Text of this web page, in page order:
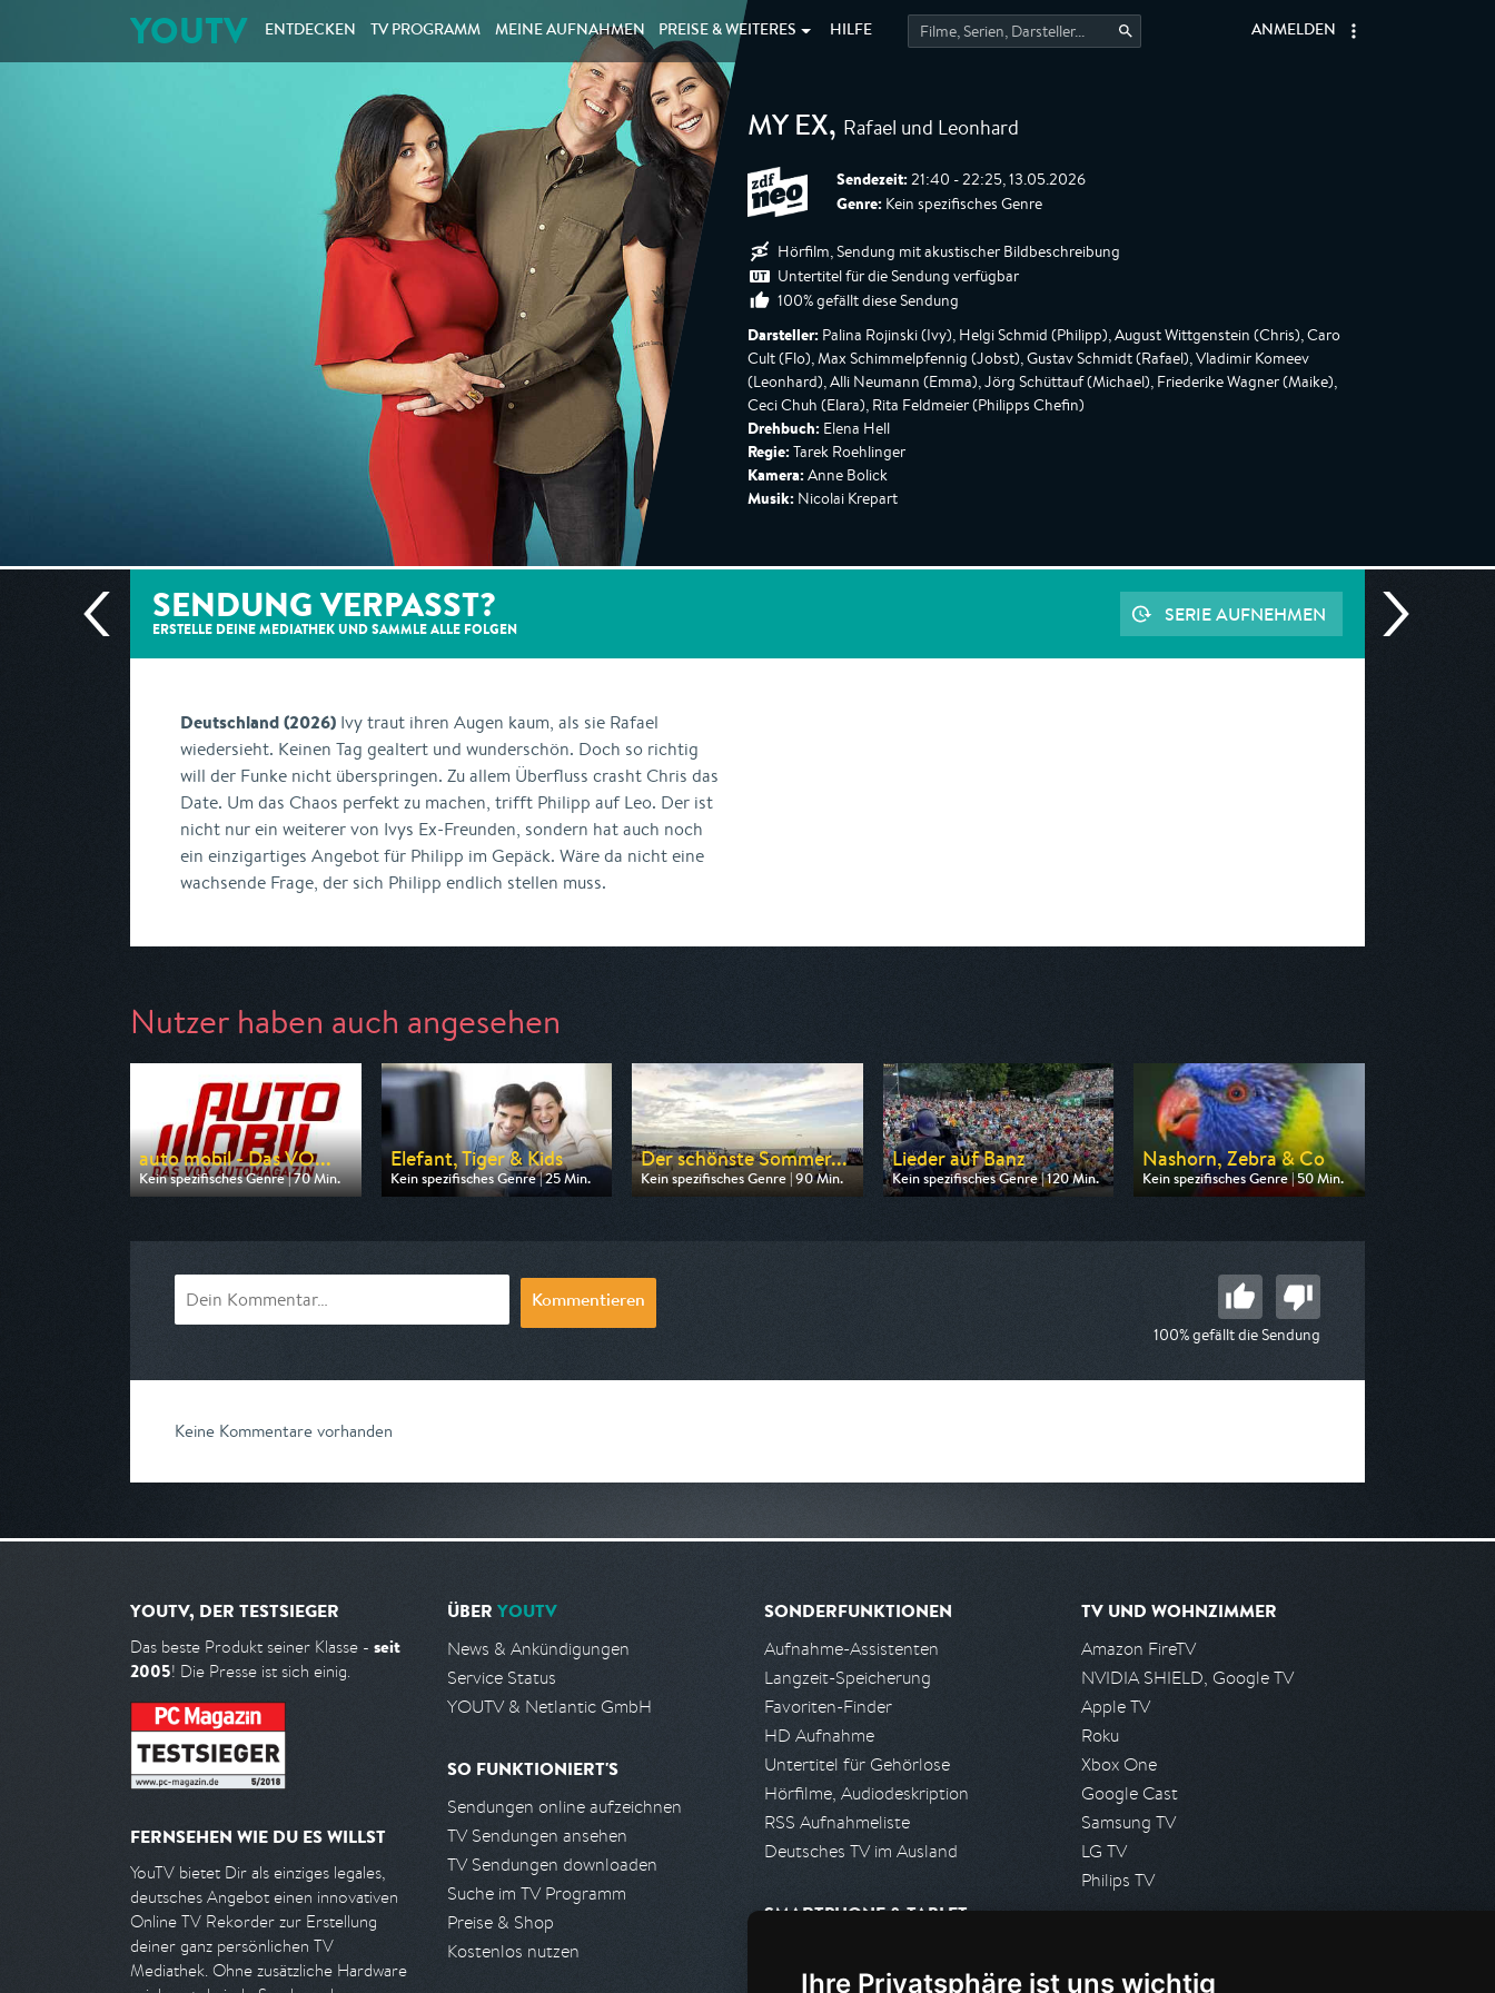
Ihre Privatsphäre ist uns wichtig
YOUTV ENTDECKEN TV PROGRAMM MEINE AUFNAHMEN PREISE & WEITERES HILFE ANMELDEN
MY EX, Rafael und Leonhard
Sendezeit: 21:40 - 22:25, 13.05.2026
Genre: Kein spezifisches Genre
Hörfilm, Sendung mit akustischer Bildbeschreibung
Untertitel für die Sendung verfügbar
100% gefällt diese Sendung
Darsteller: Palina Rojinski (Ivy), Helgi Schmid (Philipp), August Wittgenstein (Chris), Caro
Cult (Flo), Max Schimmelpfennig (Jobst), Gustav Schmidt (Rafael), Vladimir Komeev
(Leonhard), Alli Neumann (Emma), Jörg Schüttauf (Michael), Friederike Wagner (Maike),
Ceci Chuh (Elara), Rita Feldmeier (Philipps Chefin)
Drehbuch: Elena Hell
Regie: Tarek Roehlinger
Kamera: Anne Bolick
Musik: Nicolai Krepart
SENDUNG VERPASST?
ERSTELLE DEINE MEDIATHEK UND SAMMLE ALLE FOLGEN
SERIE AUFNEHMEN
Deutschland (2026) Ivy traut ihren Augen kaum, als sie Rafael
wiedersieht. Keinen Tag gealtert und wunderschön. Doch so richtig
will der Funke nicht überspringen. Zu allem Überfluss crasht Chris das
Date. Um das Chaos perfekt zu machen, trifft Philipp auf Leo. Der ist
nicht nur ein weiterer von Ivys Ex-Freunden, sondern hat auch noch
ein einzigartiges Angebot für Philipp im Gepäck. Wäre da nicht eine
wachsende Frage, der sich Philipp endlich stellen muss.
Nutzer haben auch angesehen
auto mobil - Das VO...
Kein spezifisches Genre | 70 Min.
Ausgestrahlt von VOX
Elefant, Tiger & Kids
Kein spezifisches Genre | 25 Min.
Ausgestrahlt von ARD
Der schönste Sommer...
Kein spezifisches Genre | 90 Min.
Ausgestrahlt von MDR
Lieder auf Banz
Kein spezifisches Genre | 120 Min.
Ausgestrahlt von BR
Nashorn, Zebra & Co
Kein spezifisches Genre | 50 Min.
Ausgestrahlt von BR
Kommentieren
100% gefällt die Sendung
Keine Kommentare vorhanden
YOUTV, DER TESTSIEGER
Das beste Produkt seiner Klasse - seit
2005! Die Presse ist sich einig.
FERNSEHEN WIE DU ES WILLST
YouTV bietet Dir als einziges legales,
deutsches Angebot einen innovativen
Online TV Rekorder zur Erstellung
deiner ganz persönlichen TV
Mediathek. Ohne zusätzliche Hardware
ÜBER YOUTV
News & Ankündigungen
Service Status
YOUTV & Netlantic GmbH
SO FUNKTIONIERT'S
Sendungen online aufzeichnen
TV Sendungen ansehen
TV Sendungen downloaden
Suche im TV Programm
Preise & Shop
Kostenlos nutzen
SONDERFUNKTIONEN
Aufnahme-Assistenten
Langzeit-Speicherung
Favoriten-Finder
HD Aufnahme
Untertitel für Gehörlose
Hörfilme, Audiodeskription
RSS Aufnahmeliste
Deutsches TV im Ausland
SMARTPHONE & TABLET
Android App
TV UND WOHNZIMMER
Amazon FireTV
NVIDIA SHIELD, Google TV
Apple TV
Roku
Xbox One
Google Cast
Samsung TV
LG TV
Philips TV
Presseanfrage stellen